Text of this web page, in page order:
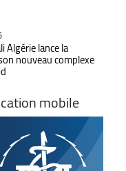
Algérie lance la
nouveau complexe
mobile